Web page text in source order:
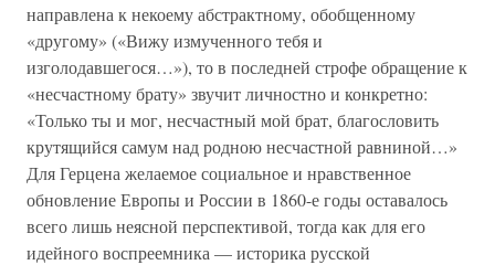
направлена к некоему абстрактному, обобщенному
«другому» («Вижу измученного тебя и
изголодавшегося…»), то в последней строфе обращение к
«несчастному брату» звучит личностно и конкретно:
«Только ты и мог, несчастный мой брат, благословить
крутящийся самум над родною несчастной равниной…»
Для Герцена желаемое социальное и нравственное
обновление Европы и России в 1860-е годы оставалось
всего лишь неясной перспективой, тогда как для его
идейного воспреемника — историка русской